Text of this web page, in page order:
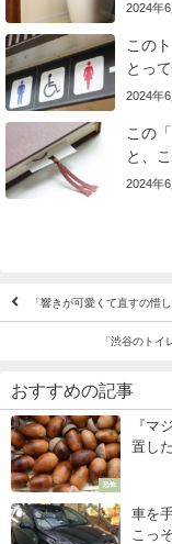
2024年
この
とっ
2024年
この
と、
2024年
「響きが可愛くて直すの惜
「渋谷のトイ
おすすめの記事
恐怖
『マ
置し
車を
こっ